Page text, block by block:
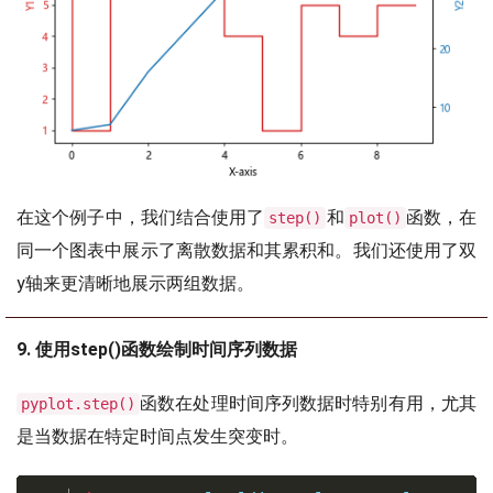
在这个例子中，我们结合使用了 step() 和 plot() 函数，在
同一个图表中展示了离散数据和其累积和。我们还使用了双
y轴来更清晰地展示两组数据。
9. 使用step()函数绘制时间序列数据
pyplot.step() 函数在处理时间序列数据时特别有用，尤其
是当数据在特定时间点发生突变时。